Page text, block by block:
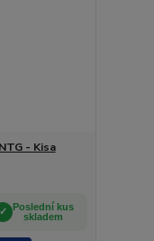
- Kisa
Poslední kus
skladem